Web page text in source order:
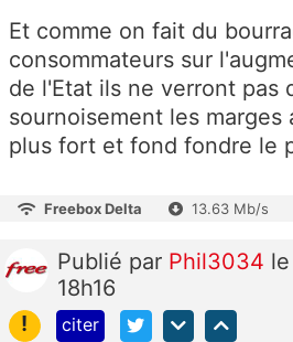
Et comme on fait du
consommateurs sur
de l'Etat ils ne verront pas
sournoisement les marges
plus fort et fond fondre le
Freebox Delta 13.63 Mb/s
Publié par Phil3034
18h16
!
citer